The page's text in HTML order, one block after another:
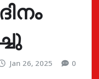
Jan 26, 2025 0